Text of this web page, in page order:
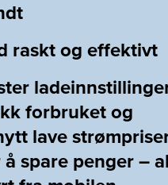
raskt og effektivt
forbruket og
lave
spare penger –